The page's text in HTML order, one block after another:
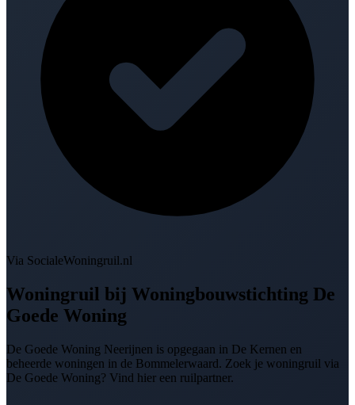
Via SocialeWoningruil.nl
Woningruil bij Woningbouwstichting De
Goede Woning
De Goede Woning Neerijnen is opgegaan in De Kernen en
beheerde woningen in de Bommelerwaard. Zoek je woningruil via
De Goede Woning? Vind hier een ruilpartner.